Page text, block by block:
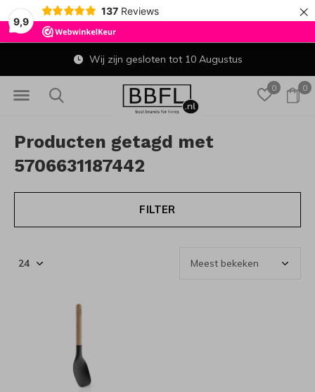
9,9
137 Reviews ×
0 0
Wij zijn gesloten tot 10 Augustus
Producten getagd met
5706631187442
FILTER